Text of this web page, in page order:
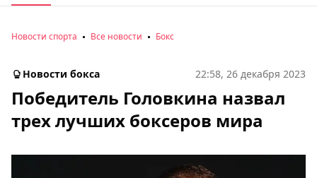
Новости спорта Все новости Бокс
Новости бокса 22:58, 26 декабря 2023
Победитель Головкина назвал
трех лучших боксеров мира